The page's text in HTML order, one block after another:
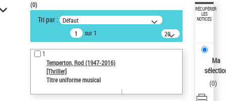
VOTRE RECHERCHE
Recherche avancée dans les
notices d’autorité
Œuvres liées à l'auteur :
Temperton, Rod (1947-2016)
Sauvegarder votre recherche
AFFINER
(0)
Tri par : Défaut
sur 1
20
résultats/page
1
Temperton, Rod (1947-2016)
[Thriller]
Titre uniforme musical
RÉCUPÉRER
LES
NOTICES
Ma
(0)